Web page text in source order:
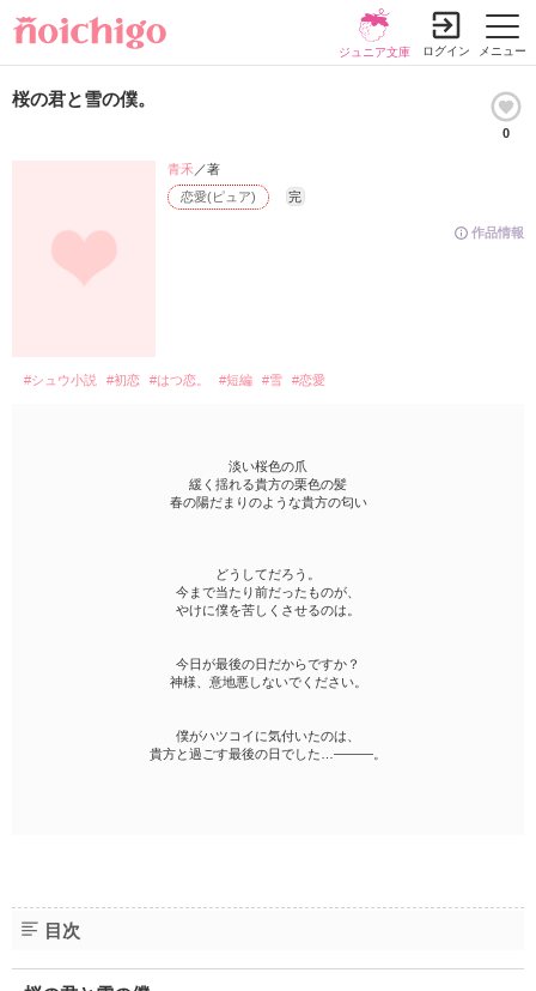
メニュー
ジュニア文庫 ログイン
桜の君と雪の僕。
0
作品情報
恋愛(ピュア) 完
青禾 ／著
#シュウ小説 #初恋 #はつ恋。 #短編 #雪 #恋愛
淡い桜色の爪
緩く揺れる貴方の栗色の髪
春の陽だまりのような貴方の匂い
どうしてだろう。
今まで当たり前だったものが、
やけに僕を苦しくさせるのは。
今日が最後の日だからですか？
神様、意地悪しないでください。
僕がハツコイに気付いたのは、
貴方と過ごす最後の日でした…―――。
目次